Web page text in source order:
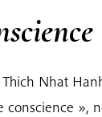
Nhat
»,